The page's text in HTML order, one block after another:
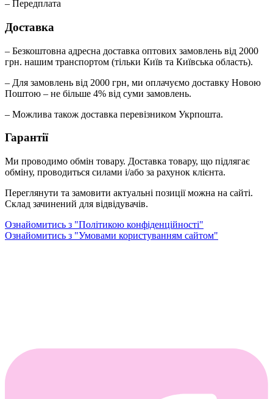
– Передплата
Доставка
– Безкоштовна адресна доставка оптових замовлень від 2000
грн. нашим транспортом (тільки Київ та Київська область).
– Для замовлень від 2000 грн, ми оплачуємо доставку Новою
Поштою – не більше 4% від суми замовлень.
– Можлива також доставка перевізником Укрпошта.
Гарантії
Ми проводимо обмін товару. Доставка товару, що підлягає
обміну, проводиться силами і/або за рахунок клієнта.
Переглянути та замовити актуальні позиції можна на сайті.
Склад зачинений для відвідувачів.
Ознайомитись з "Політикою конфіденційності"
Ознайомитись з "Умовами користуванням сайтом"